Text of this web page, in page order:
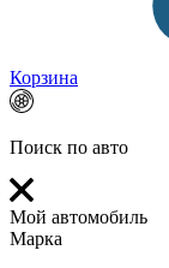
Корзина
Поиск по авто
Мой автомобиль
Марка